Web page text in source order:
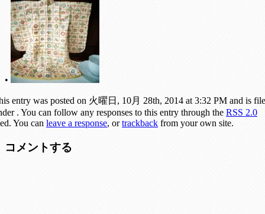
•
entry was posted on 火曜日, 10月 28th, 2014 at 3:32 PM and is
. You can follow any responses to this entry through the RSS 2.0
You can leave a response, ortrackback from your own site.
コメントする